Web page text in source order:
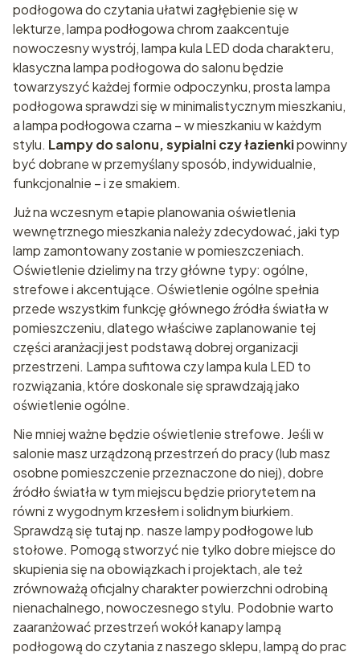
podłogowa do czytania ułatwi zagłębienie się w
lekturze, lampa podłogowa chrom zaakcentuje
nowoczesny wystrój, lampa kula LED doda charakteru,
klasyczna lampa podłogowa do salonu będzie
towarzyszyć każdej formie odpoczynku, prosta lampa
podłogowa sprawdzi się w minimalistycznym mieszkaniu,
a lampa podłogowa czarna – w mieszkaniu w każdym
stylu. Lampy do salonu, sypialni czy łazienkipowinny
być dobrane w przemyślany sposób, indywidualnie,
funkcjonalnie – i ze smakiem.
Już na wczesnym etapie planowania oświetlenia
wewnętrznego mieszkania należy zdecydować, jaki typ
lamp zamontowany zostanie w pomieszczeniach.
Oświetlenie dzielimy na trzy główne typy: ogólne,
strefowe i akcentujące. Oświetlenie ogólne spełnia
przede wszystkim funkcję głównego źródła światła w
pomieszczeniu, dlatego właściwe zaplanowanie tej
części aranżacji jest podstawą dobrej organizacji
przestrzeni. Lampa sufitowa czy lampa kula LED to
rozwiązania, które doskonale się sprawdzają jako
oświetlenie ogólne.
Nie mniej ważne będzie oświetlenie strefowe. Jeśli w
salonie masz urządzoną przestrzeń do pracy (lub masz
osobne pomieszczenie przeznaczone do niej), dobre
źródło światła w tym miejscu będzie priorytetem na
równi z wygodnym krzesłem i solidnym biurkiem.
Sprawdzą się tutaj np. nasze lampy podłogowe lub
stołowe. Pomogą stworzyć nie tylko dobre miejsce do
skupienia się na obowiązkach i projektach, ale też
zrównoważą oficjalny charakter powierzchni odrobiną
nienachalnego, nowoczesnego stylu. Podobnie warto
zaaranżować przestrzeń wokół kanapy lampą
podłogową do czytania z naszego sklepu, lampą do prac